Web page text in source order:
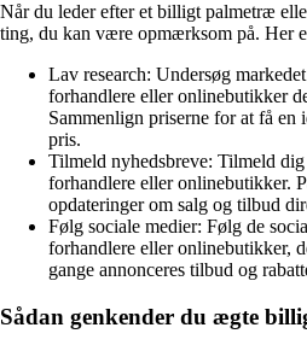
Når du leder efter et billigt palmetræ
ting, du kan være opmærksom på. Her
Lav research: Undersøg
forhandlere eller onlinebutikker
Sammenlign priserne for at få en
pris.
Tilmeld nyhedsbreve: Tilmeld
forhandlere eller onlinebutikker.
opdateringer om salg og tilbud
Følg sociale medier: Følg de
forhandlere eller onlinebutikker,
gange annonceres tilbud og
Sådan genkender du ægte